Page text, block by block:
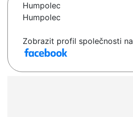
Humpolec
Humpolec
Zobrazit profil společnosti na